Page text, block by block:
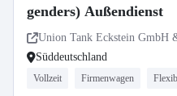
genders) Außendienst
Union Tank Eckstein GmbH
Süddeutschland
Vollzeit Firmenwagen